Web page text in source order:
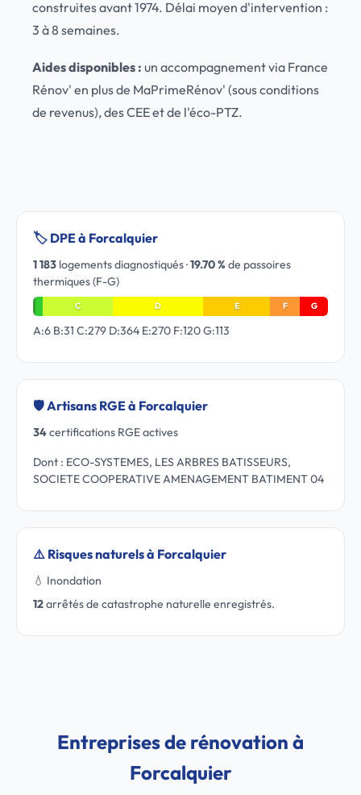
construites avant 1974. Délai moyen d'intervention :
3 à 8 semaines.
Aides disponibles : un accompagnement via France
Rénov' en plus de MaPrimeRénov' (sous conditions
de revenus), des CEE et de l'éco-PTZ.
🏷️ DPE à Forcalquier
1 183 logements diagnostiqués ·19.70 % de passoires
thermiques (F-G)
C D E F G
A:6 B:31 C:279 D:364 E:270 F:120 G:113
🛡️ Artisans RGE à Forcalquier
34certifications RGE actives
Dont : ECO-SYSTEMES, LES ARBRES BATISSEURS,
SOCIETE COOPERATIVE AMENAGEMENT BATIMENT 04
⚠️ Risques naturels à Forcalquier
💧 Inondation
12arrêtés de catastrophe naturelle enregistrés.
Entreprises de rénovation à
Forcalquier